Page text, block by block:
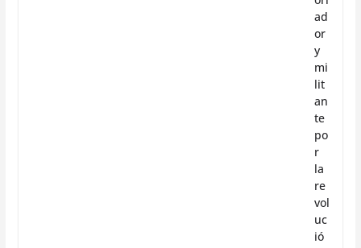
ad
or
y
mi
lit
an
te
po
r
la
re
vol
uc
ió